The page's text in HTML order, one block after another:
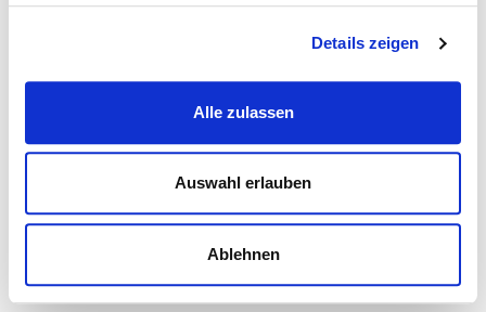
Details zeigen
Alle zulassen
Auswahl erlauben
Ablehnen